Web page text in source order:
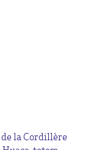
la Cordillère